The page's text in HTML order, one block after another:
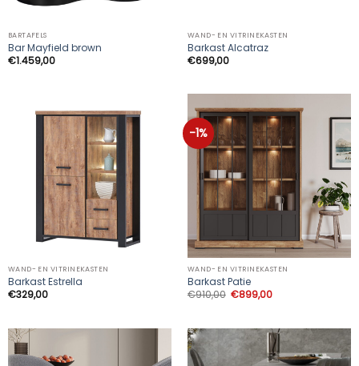
BARTAFELS
Bar Mayfield brown
€1.459,00
WAND- EN VITRINEKASTEN
Barkast Alcatraz
€699,00
WAND- EN VITRINEKASTEN
Barkast Estrella
€329,00
-1%
WAND- EN VITRINEKASTEN
Barkast Patie
€910,00 Oorspronkelijke
prijs
€899,00Huidige